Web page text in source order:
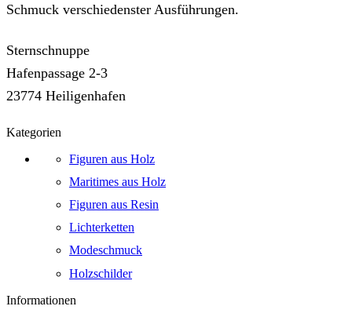
Schmuck verschiedenster Ausführungen.
Sternschnuppe
Hafenpassage 2-3
23774 Heiligenhafen
Kategorien
Figuren aus Holz
Maritimes aus Holz
Figuren aus Resin
Lichterketten
Modeschmuck
Holzschilder
Informationen